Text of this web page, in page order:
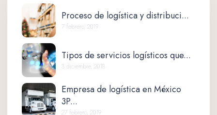
Proceso de logística y distribuci...
7 febrero, 2019
Tipos de servicios logísticos que...
3 diciembre, 2018
Empresa de logística en México
3P...
27 febrero, 2019